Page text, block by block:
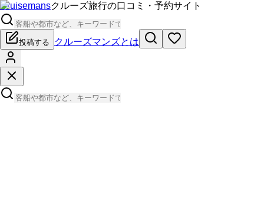
Cruisemansクルーズ旅行の口コミ・予約サイト
投稿する クルーズマンズとは